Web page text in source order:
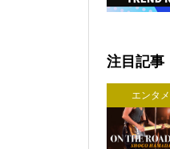
注目記事
エンタメ